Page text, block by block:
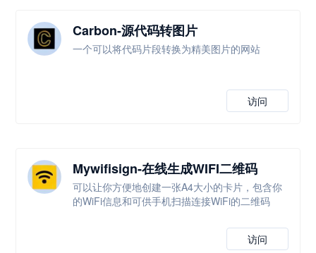
Carbon-源代码转图片
一个可以将代码片段转换为精美图片的网站
访问
Mywifisign-在线生成WIFI二维码
可以让你方便地创建一张A4大小的卡片，包含你
的WiFi信息和可供手机扫描连接WiFi的二维码
访问